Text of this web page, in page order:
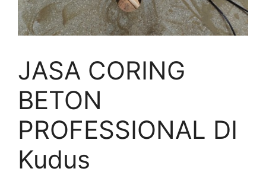
JASA CORING
BETON
PROFESSIONAL DI
Kudus